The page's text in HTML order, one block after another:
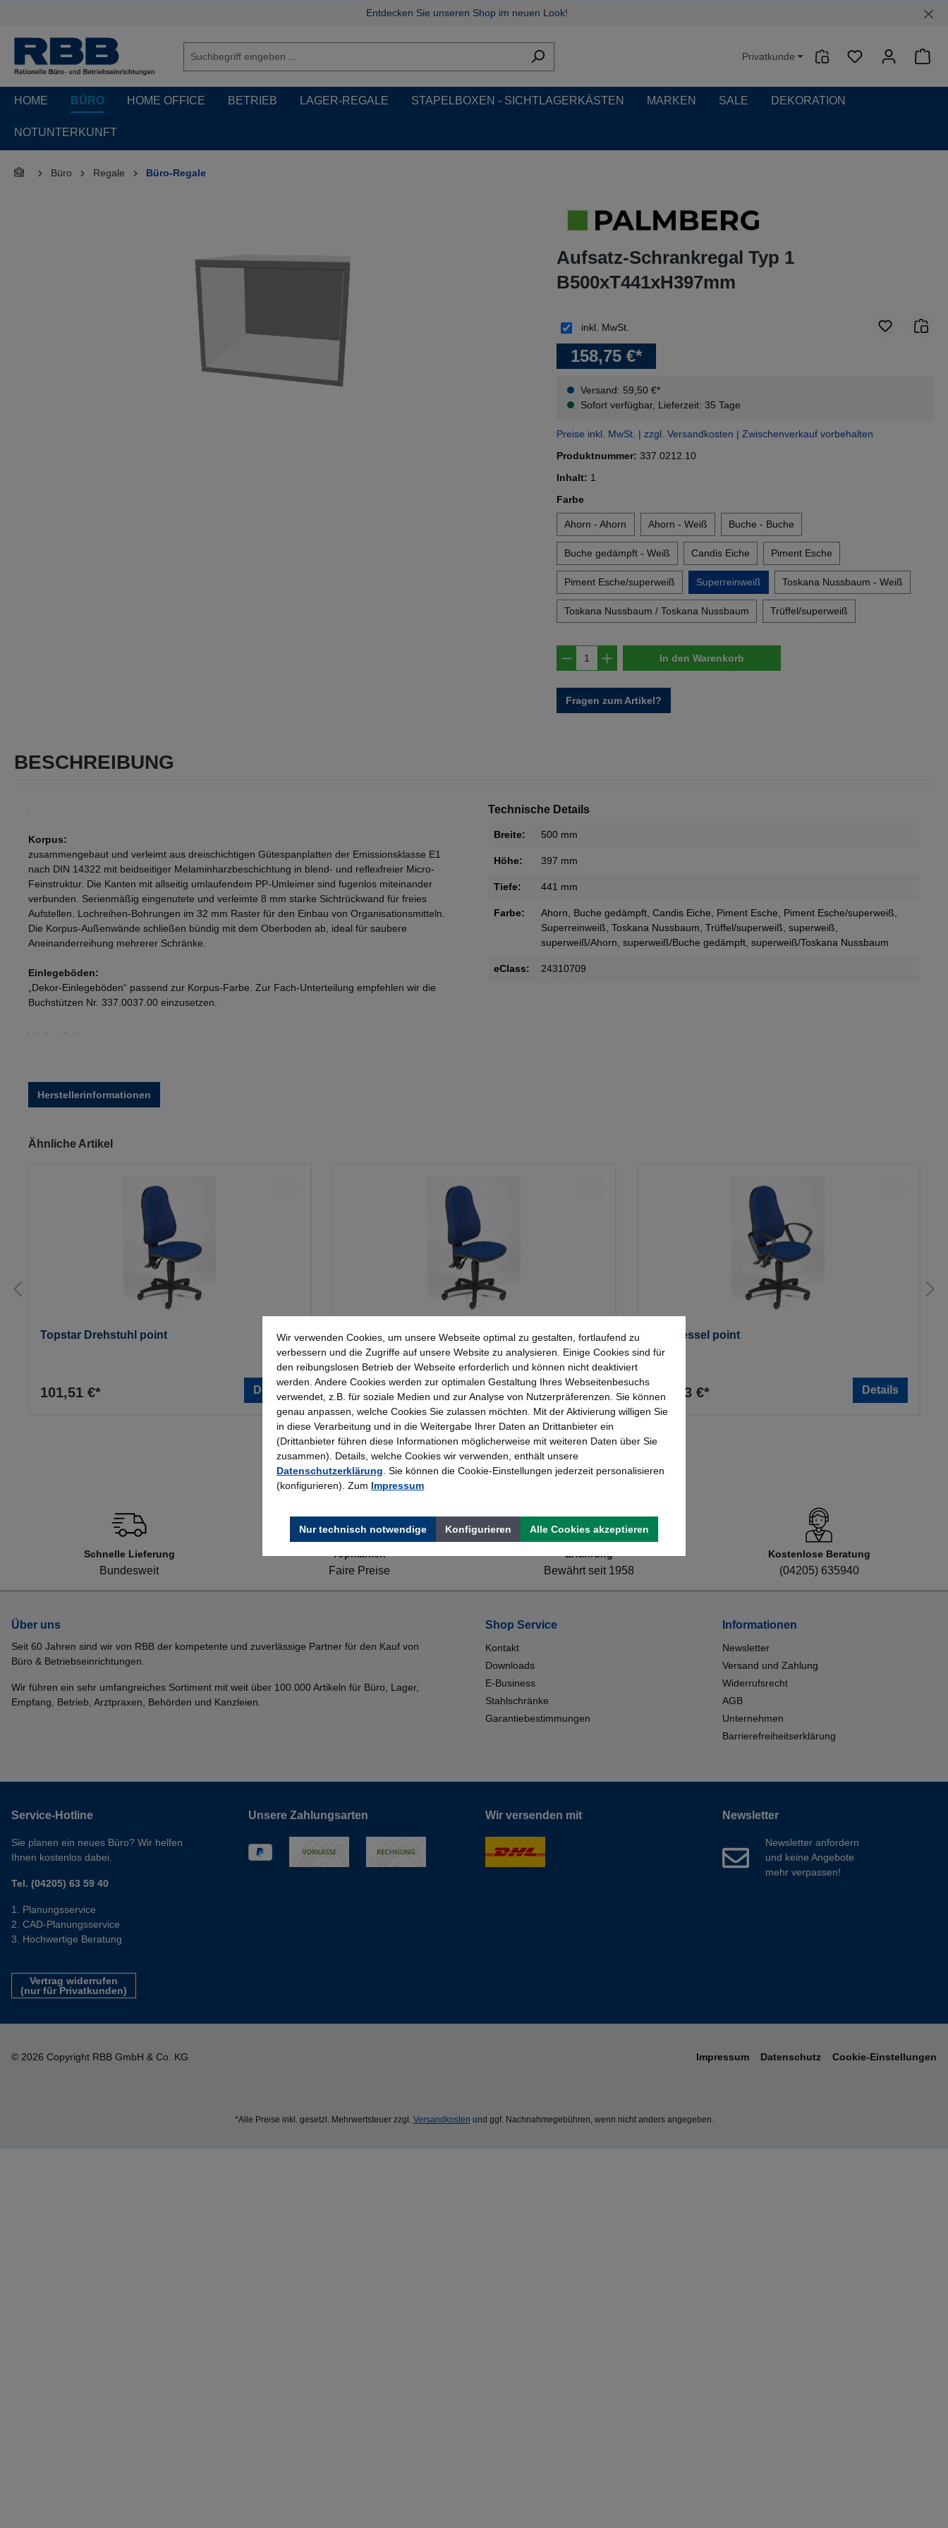
Entdecken Sie unseren Shop im neuen Look!
Privatkunde
HOME BÜRO HOME OFFICE BETRIEB LAGER-REGALE STAPELBOXEN - SICHTLAGERKÄSTEN MARKEN SALE DEKORATION
NOTUNTERKUNFT
Büro Regale Büro-Regale
Aufsatz-Schrankregal Typ 1
B500xT441xH397mm
158,75 €*
Versand: 59,50 €*
Sofort verfügbar, Lieferzeit: 35 Tage
inkl. MwSt.
Preise inkl. MwSt. | zzgl. Versandkosten | Zwischenverkauf vorbehalten
Produktnummer: 337.0212.10
Inhalt: 1
Farbeauswählen
Ahorn - Ahorn Ahorn - Weiß Buche - Buche
Buche gedämpft - Weiß Candis Eiche Piment Esche
Piment Esche/superweiß Superreinweiß Toskana Nussbaum - Weiß
Toskana Nussbaum / Toskana Nussbaum Trüffel/superweiß
Produkt Anzahl: Gib den gewünschten Wert ein
In den Warenkorb
Fragen zum Artikel?
BESCHREIBUNG
Korpus:
zusammengebaut und verleimt aus dreischichtigen Gütespanplatten der Emissionsklasse E1
nach DIN 14322 mit beidseitiger Melaminharzbeschichtung in blend- und reflexfreier Micro-
Feinstruktur. Die Kanten mit allseitig umlaufendem PP-Umleimer sind fugenlos miteinander
verbunden. Serienmäßig eingenutete und verleimte 8 mm starke Sichtrückwand für freies
Aufstellen. Lochreihen-Bohrungen im 32 mm Raster für den Einbau von Organisationsmitteln.
Die Korpus-Außenwände schließen bündig mit dem Oberboden ab, ideal für saubere
Aneinanderreihung mehrerer Schränke.
Einlegeböden:
„Dekor-Einlegeböden“ passend zur Korpus-Farbe. Zur Fach-Unterteilung empfehlen wir die
Buchstützen Nr. 337.0037.00 einzusetzen.
Technische Details
Breite: 500 mm
Höhe: 397 mm
Tiefe: 441 mm
Farbe: Ahorn, Buche gedämpft, Candis Eiche, Piment Esche, Piment Esche/superweiß,
Superreinweiß, Toskana Nussbaum, Trüffel/superweiß, superweiß,
superweiß/Ahorn, superweiß/Buche gedämpft, superweiß/Toskana Nussbaum
eClass: 24310709
Herstellerinformationen
Produktgalerie überspringen
Ähnliche Artikel
Topstar Drehstuhl point
101,51 €* Details
Topstar Drehstuhl point
101,51 €*
Drehsessel point
132,33 €* Details
Schnelle Lieferung
Bundesweit
Topmarken
Faire Preise
Erfahrung
Bewährt seit 1958
Kostenlose Beratung
(04205) 635940
Über uns
Seit 60 Jahren sind wir von RBB der kompetente und zuverlässige Partner für den Kauf von
Büro & Betriebseinrichtungen.
Wir führen ein sehr umfangreiches Sortiment mit weit über 100.000 Artikeln für Büro, Lager,
Empfang, Betrieb, Arztpraxen, Behörden und Kanzleien.
Shop Service
Kontakt
Downloads
E-Business
Stahlschränke
Garantiebestimmungen
Informationen
Newsletter
Versand und Zahlung
Widerrufsrecht
AGB
Unternehmen
Barrierefreiheitserklärung
Service-Hotline
Sie planen ein neues Büro? Wir helfen
Ihnen kostenlos dabei.
Tel. (04205) 63 59 40
Planungsservice
CAD-Planungsservice
Hochwertige Beratung
Vertrag widerrufen
(nur für Privatkunden)
Unsere Zahlungsarten Wir versenden mit Newsletter
Newsletter anfordern
und keine Angebote
mehr verpassen!
© 2026 Copyright RBB GmbH & Co. KG Impressum Datenschutz Cookie-Einstellungen
*Alle Preise inkl. gesetzl. Mehrwertsteuer zzgl. Versandkosten und ggf. Nachnahmegebühren, wenn nicht anders angegeben.
Wir verwenden Cookies, um unsere Webseite optimal zu gestalten, fortlaufend zu
verbessern und die Zugriffe auf unsere Website zu analysieren. Einige Cookies sind für
den reibungslosen Betrieb der Webseite erforderlich und können nicht deaktiviert
werden. Andere Cookies werden zur optimalen Gestaltung Ihres Webseitenbesuchs
verwendet, z.B. für soziale Medien und zur Analyse von Nutzerpräferenzen. Sie können
genau anpassen, welche Cookies Sie zulassen möchten. Mit der Aktivierung willigen Sie
in diese Verarbeitung und in die Weitergabe Ihrer Daten an Drittanbieter ein
(Drittanbieter führen diese Informationen möglicherweise mit weiteren Daten über Sie
zusammen). Details, welche Cookies wir verwenden, enthält unsere
Datenschutzerklärung . Sie können die Cookie-Einstellungen jederzeit personalisieren
(konfigurieren). Zum Impressum
Nur technisch notwendige Konfigurieren Alle Cookies akzeptieren